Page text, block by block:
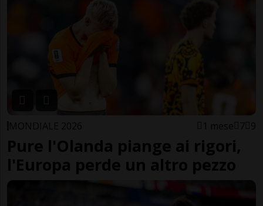
MONDIALE 2026 1 mese 7 9
Pure l'Olanda piange ai rigori,
l'Europa perde un altro pezzo